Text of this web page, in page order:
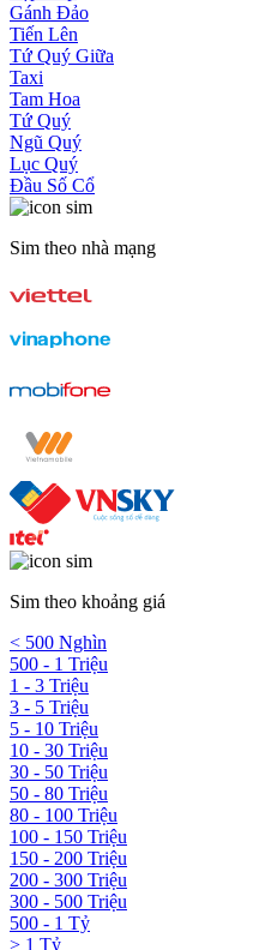
Gánh Đảo
Tiến Lên
Tứ Quý Giữa
Taxi
Tam Hoa
Tứ Quý
Ngũ Quý
Lục Quý
Đầu Số Cổ
Sim theo nhà mạng
Sim theo khoảng giá
< 500 Nghìn
500 - 1 Triệu
1 - 3 Triệu
3 - 5 Triệu
5 - 10 Triệu
10 - 30 Triệu
30 - 50 Triệu
50 - 80 Triệu
80 - 100 Triệu
100 - 150 Triệu
150 - 200 Triệu
200 - 300 Triệu
300 - 500 Triệu
500 - 1 Tỷ
> 1 Tỷ